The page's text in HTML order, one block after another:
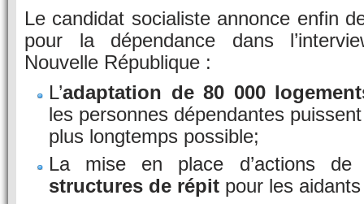
Le candidat socialiste annonce enfin
pour la dépendance dans
Nouvelle République :
L’adaptation de 80 000
les personnes dépendantes
plus longtemps possible;
La mise en place d’actions
structures de répit pour les